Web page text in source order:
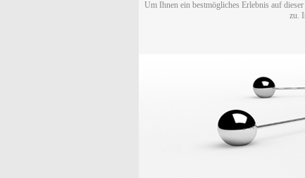
Um Ihnen ein bestmögliches Erlebnis auf
zu.